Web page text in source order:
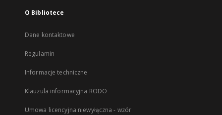
O Bibliotece
Dane kontaktowe
Regulamin
Informacje techniczne
Klauzula informacyjna RODO
Umowa licencyjna niewyłączna - wzór